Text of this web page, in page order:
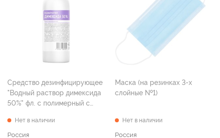
Средство дезинфицирующее
"Водный раствор димексида
50%" фл. с полимерный с
Нет в наличии
Россия
Маска (на резинках 3-х
слойные №1)
Нет в наличии
Россия